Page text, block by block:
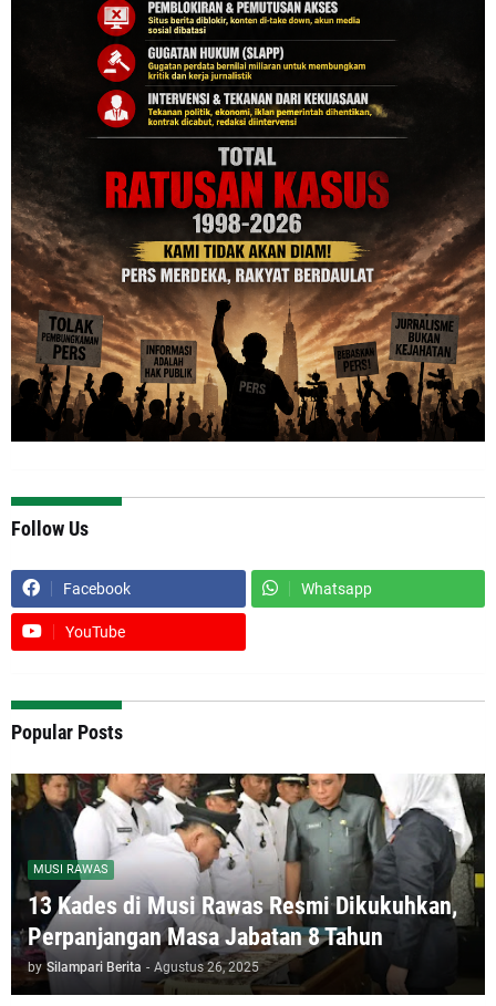
Follow Us
Facebook Whatsapp
YouTube
Popular Posts
MUSI RAWAS
13 Kades di Musi Rawas Resmi Dikukuhkan,
Perpanjangan Masa Jabatan 8 Tahun
by Silampari Berita - Agustus 26, 2025